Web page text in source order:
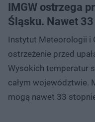
IMGW ostrzega
Śląsku. Nawet
Instytut Meteorologii i
ostrzeżenie przed
Wysokich temperatur
całym województwie.
mogą nawet 33